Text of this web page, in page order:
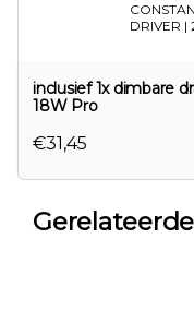
DRIVER |
inclusief 1x dimbare
18W Pro
€31,45